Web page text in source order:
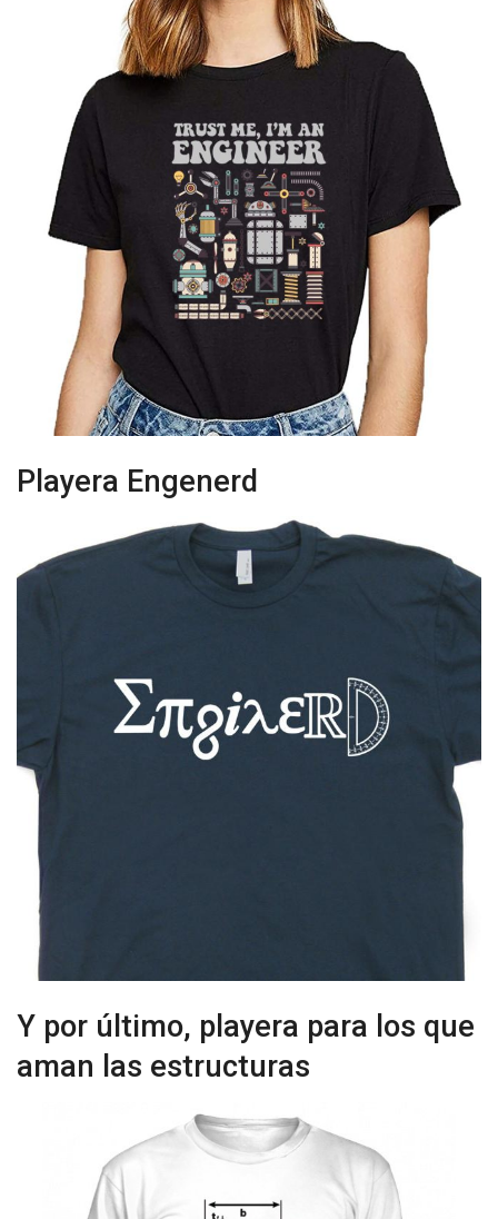
Playera Engenerd
Y por último, playera para los que
aman las estructuras